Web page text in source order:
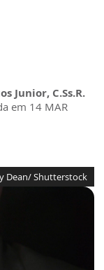
Junior, C.Ss.R.
em 14 MAR
Dean/ Shutterstock